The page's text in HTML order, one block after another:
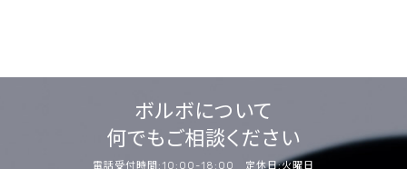
ボルボについて
何でもご相談ください
電話受付時間:10:00-18:00 定休日:火曜日